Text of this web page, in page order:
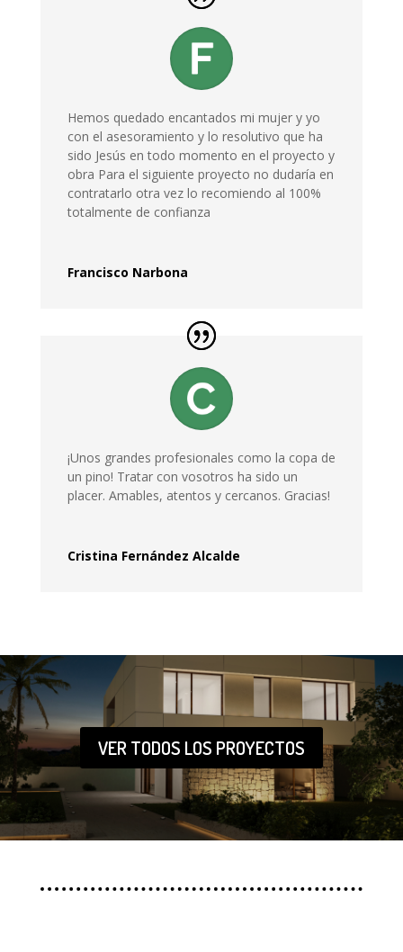
Hemos quedado encantados mi mujer y yo
con el asesoramiento y lo resolutivo que ha
sido Jesús en todo momento en el proyecto y
obra Para el siguiente proyecto no dudaría en
contratarlo otra vez lo recomiendo al 100%
totalmente de confianza
Francisco Narbona
¡Unos grandes profesionales como la copa de
un pino! Tratar con vosotros ha sido un
placer. Amables, atentos y cercanos. Gracias!
Cristina Fernández Alcalde
VER TODOS LOS PROYECTOS